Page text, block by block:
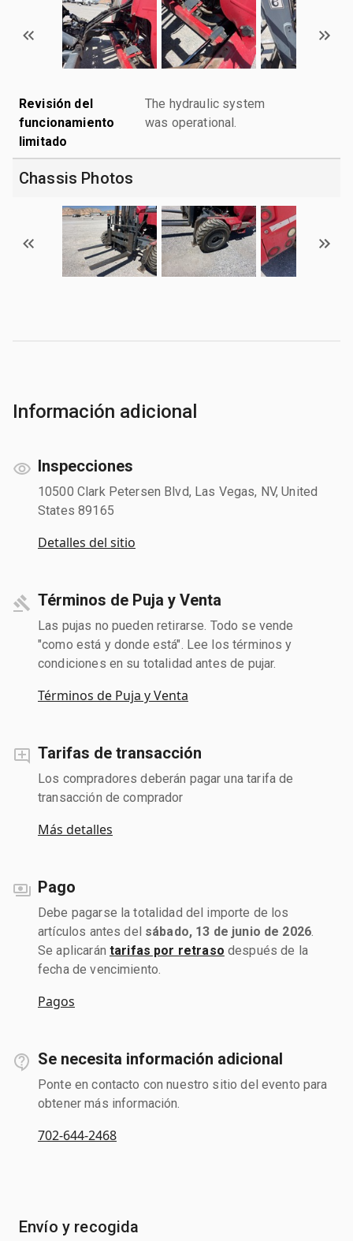
Revisión del
funcionamiento
limitado
The hydraulic system
was operational.
Chassis Photos
Información adicional
Inspecciones
10500 Clark Petersen Blvd, Las Vegas, NV, United
States 89165
Detalles del sitio
Términos de Puja y Venta
Las pujas no pueden retirarse. Todo se vende
"como está y donde está". Lee los términos y
condiciones en su totalidad antes de pujar.
Términos de Puja y Venta
Tarifas de transacción
Los compradores deberán pagar una tarifa de
transacción de comprador
Más detalles
Pago
Debe pagarse la totalidad del importe de los
artículos antes del sábado, 13 de junio de 2026
Se aplicarán tarifas por retraso después de la
fecha de vencimiento.
Pagos
Se necesita información adicional
Ponte en contacto con nuestro sitio del evento para
obtener más información.
702-644-2468
Envío y recogida